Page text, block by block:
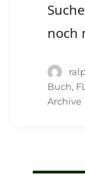
noch
Buch,
Archive